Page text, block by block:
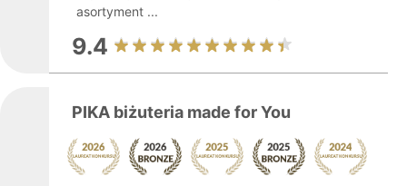
asortyment ...
9.4
PIKA biżuteria made for You